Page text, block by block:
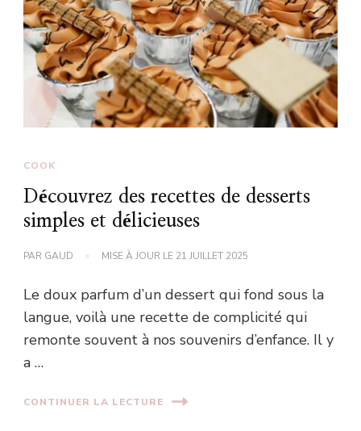
COOK
Découvrez des recettes de desserts
simples et délicieuses
PAR GAUD MISE À JOUR LE 21 JUILLET 2025
Le doux parfum d’un dessert qui fond sous la
langue, voilà une recette de complicité qui
remonte souvent à nos souvenirs d’enfance. Il y
a …
CONTINUER LA LECTURE